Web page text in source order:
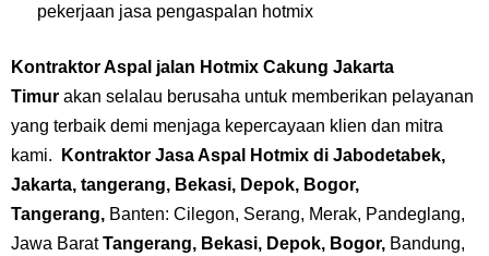
pekerjaan jasa pengaspalan hotmix
Kontraktor Aspal jalan Hotmix Cakung Jakarta
Timur akan selalau berusaha untuk memberikan pelayanan
yang terbaik demi menjaga kepercayaan klien dan mitra
kami.
Kontraktor Jasa Aspal Hotmix di Jabodetabek,
Jakarta, tangerang, Bekasi, Depok, Bogor,
Tangerang, Banten: Cilegon, Serang, Merak, Pandeglang,
Jawa BaratTangerang, Bekasi, Depok, Bogor, Bandung,